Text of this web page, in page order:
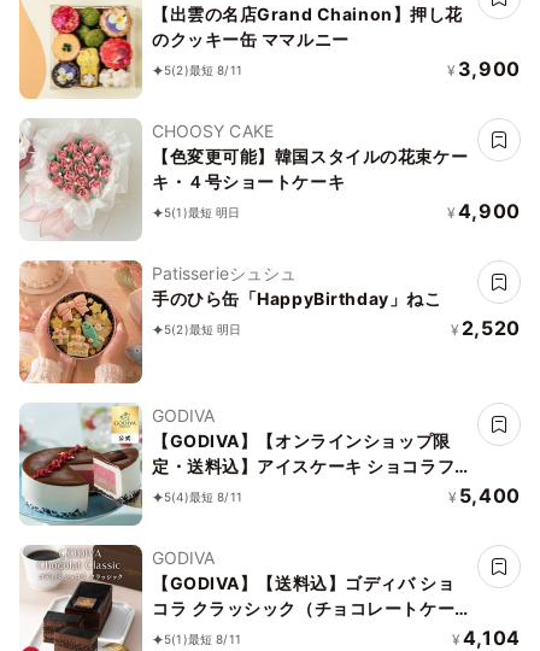
【出雲の名店Grand Chainon】押し花
のクッキー缶 ママルニー
5(2)最短 8/11 ¥ 3,900
CHOOSY CAKE
【色変更可能】韓国スタイルの花束ケー
キ・４号ショートケーキ
5(1)最短 明日 ¥ 4,900
Patisserieシュシュ
手のひら缶「HappyBirthday」ねこ
5(2)最短 明日 ¥ 2,520
GODIVA
【GODIVA】【オンラインショップ限
定・送料込】アイスケーキ ショコラフ
ランボワーズ お中元2026
5(4)最短 8/11 ¥ 5,400
GODIVA
【GODIVA】【送料込】ゴディバ ショ
コラ クラッシック（チョコレートケー
キ）お中元2026
5(1)最短 8/11 ¥ 4,104